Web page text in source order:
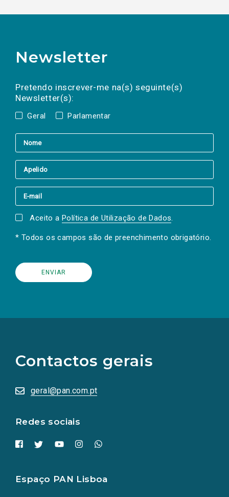
Newsletter
Pretendo inscrever-me na(s) seguinte(s)
Newsletter(s):
Geral Parlamentar
a(s) newsletter(s).
mail
Aceito a Política de Utilização de Dados.
* Todos os campos são de preenchimento obrigatório.
Contactos gerais
geral@pan.com.pt
Redes sociais
redes
sociais
numa
nova
Espaço PAN Lisboa